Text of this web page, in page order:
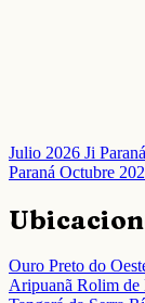
Julio 2026 Ji Paraná
Paraná Octubre
Ouro Preto do
Aripuanã Rolim de